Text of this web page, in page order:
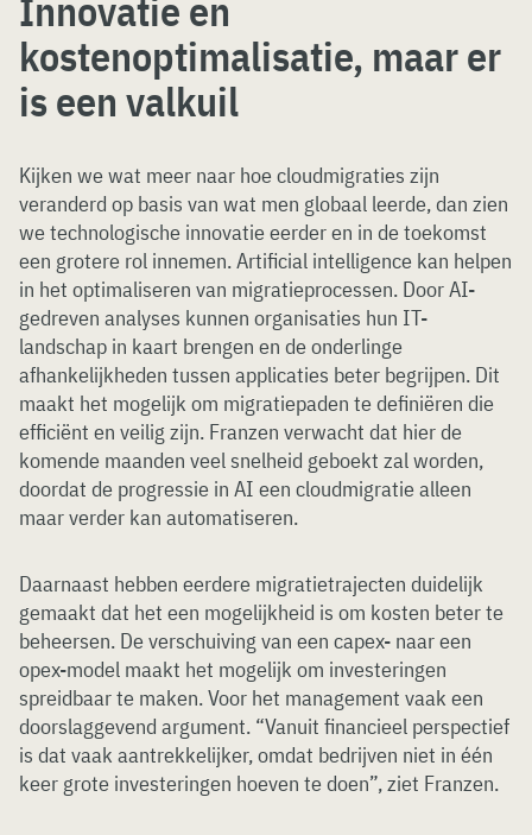
Innovatie en
kostenoptimalisatie, maar er
is een valkuil
Kijken we wat meer naar hoe cloudmigraties zijn
veranderd op basis van wat men globaal leerde, dan zien
we technologische innovatie eerder en in de toekomst
een grotere rol innemen. Artificial intelligence kan helpen
in het optimaliseren van migratieprocessen. Door AI-
gedreven analyses kunnen organisaties hun IT-
landschap in kaart brengen en de onderlinge
afhankelijkheden tussen applicaties beter begrijpen. Dit
maakt het mogelijk om migratiepaden te definiëren die
efficiënt en veilig zijn. Franzen verwacht dat hier de
komende maanden veel snelheid geboekt zal worden,
doordat de progressie in AI een cloudmigratie alleen
maar verder kan automatiseren.
Daarnaast hebben eerdere migratietrajecten duidelijk
gemaakt dat het een mogelijkheid is om kosten beter te
beheersen. De verschuiving van een capex- naar een
opex-model maakt het mogelijk om investeringen
spreidbaar te maken. Voor het management vaak een
doorslaggevend argument. “Vanuit financieel perspectief
is dat vaak aantrekkelijker, omdat bedrijven niet in één
keer grote investeringen hoeven te doen”, ziet Franzen.